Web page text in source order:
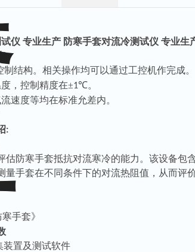
仪 专业生产 防寒手套对流冷测试仪 专业生
制结构。相关操作均可以通过工控机作完成。
，控制精度在±1℃。
速度等均在标准允差内。
:
估防寒手套抵抗对流寒冷的能力。该设备包
手套在不同条件下的对流热阻值，从而评
手套》
装置及测试软件